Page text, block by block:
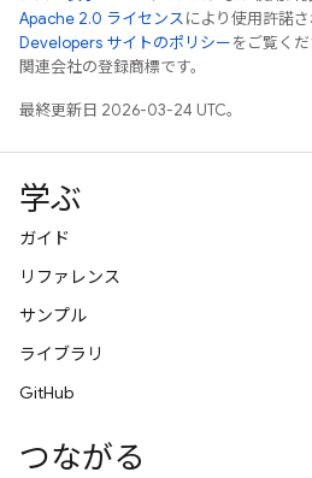
Apache 2.0 ライセンスにより使用許諾さ
Developers サイトのポリシーをご覧く
関連会社の登録商標です。
最終更新日 2026-03-24 UTC。
学ぶ
ガイド
リファレンス
サンプル
ライブラリ
GitHub
つながる